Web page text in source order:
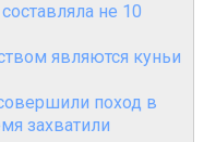
не 10
являются куньи
поход в
захватили